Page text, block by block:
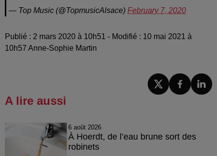
— Top Music (@TopmusicAlsace) February 7, 2020
Publié : 2 mars 2020 à 10h51 - Modifié : 10 mai 2021 à
10h57 Anne-Sophie Martin
A lire aussi
6 août 2026
À Hoerdt, de l’eau brune sort des
robinets